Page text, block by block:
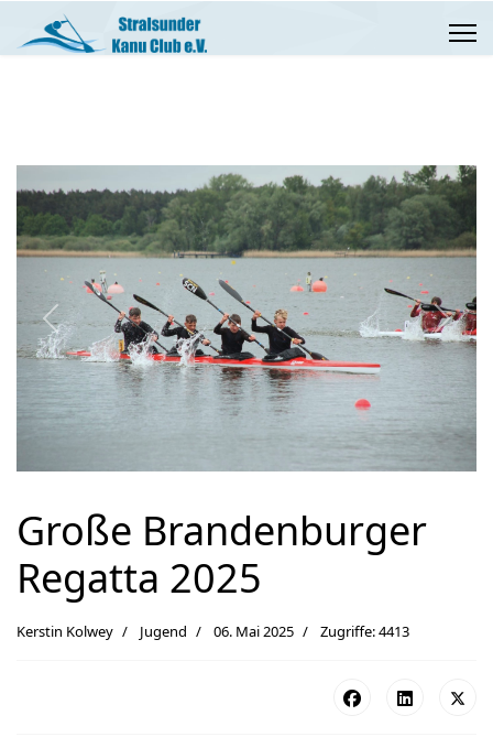
Previous Next
Große Brandenburger
Regatta 2025
Kerstin Kolwey Jugend 06. Mai 2025 Zugriffe: 4413